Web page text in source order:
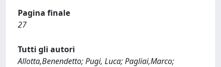
Pagina finale
27
Tutti gli autori
Allotta,Benendetto; Pugi, Luca; Pagliai,Marco;